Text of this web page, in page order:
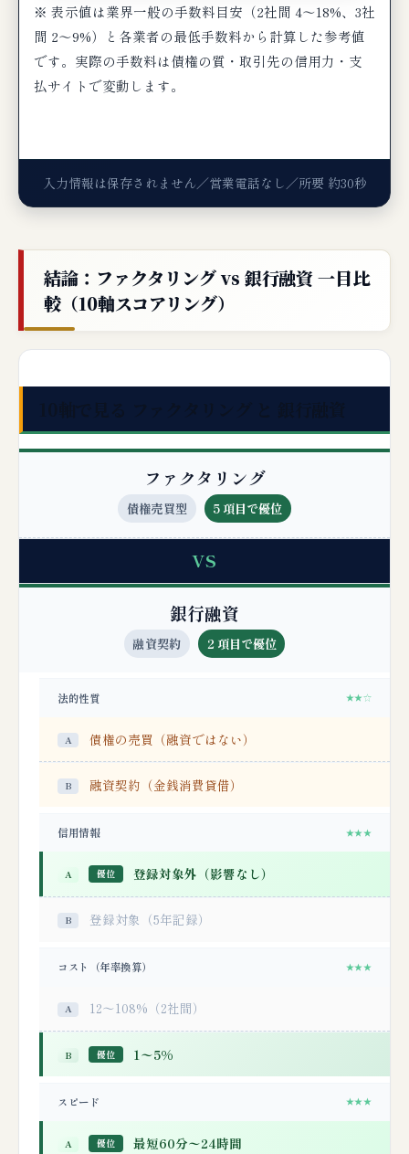
※ 表示値は業界一般の手数料目安（2社間 4〜18%、3社
間 2〜9%）と各業者の最低手数料から計算した参考値
です。実際の手数料は債権の質・取引先の信用力・支
払サイトで変動します。
入力情報は保存されません／営業電話なし／所要 約30秒
結論：ファクタリング vs 銀行融資 一目比
較（10軸スコアリング）
ファクタリング
債権売買型 5 項目で優位
VS
銀行融資
融資契約 2 項目で優位
法的性質 ★★☆
債権の売買（融資ではない）
融資契約（金銭消費貸借）
信用情報 ★★★
優位 登録対象外（影響なし）
登録対象（5年記録）
コスト（年率換算） ★★★
12〜108%（2社間）
優位 1〜5%
スピード ★★★
優位 最短60分〜24時間